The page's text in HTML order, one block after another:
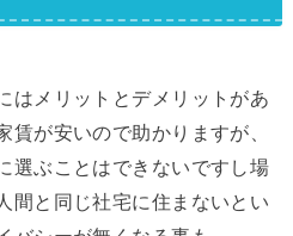
はメリットとデメリットがあ
賃が安いので助かりますが、
選ぶことはできないですし場
間と同じ社宅に住まないとい